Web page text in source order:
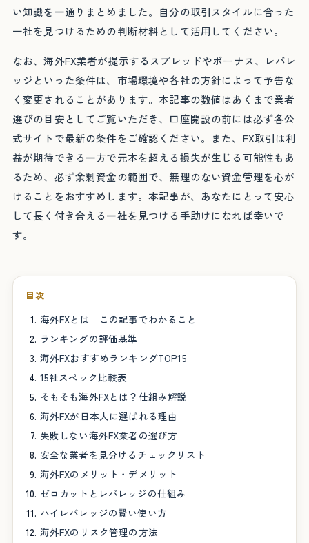
い知識を一通りまとめました。自分の取引スタイルに合った
一社を見つけるための判断材料として活用してください。
なお、海外FX業者が提示するスプレッドやボーナス、レバレ
ッジといった条件は、市場環境や各社の方針によって予告な
く変更されることがあります。本記事の数値はあくまで業者
選びの目安としてご覧いただき、口座開設の前には必ず各公
式サイトで最新の条件をご確認ください。また、FX取引は利
益が期待できる一方で元本を超える損失が生じる可能性もあ
るため、必ず余剰資金の範囲で、無理のない資金管理を心が
けることをおすすめします。本記事が、あなたにとって安心
して長く付き合える一社を見つける手助けになれば幸いで
す。
目次
海外FXとは｜この記事でわかること
ランキングの評価基準
海外FXおすすめランキングTOP15
15社スペック比較表
そもそも海外FXとは？仕組み解説
海外FXが日本人に選ばれる理由
失敗しない海外FX業者の選び方
安全な業者を見分けるチェックリスト
海外FXのメリット・デメリット
ゼロカットとレバレッジの仕組み
ハイレバレッジの賢い使い方
海外FXのリスク管理の方法